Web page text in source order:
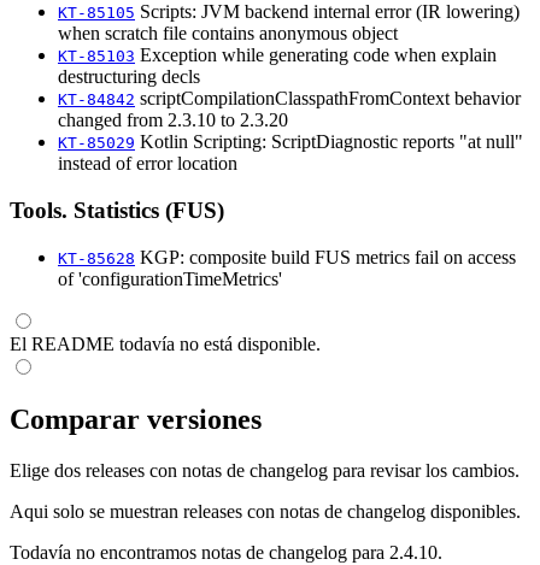
KT-85105 Scripts: JVM backend internal error (IR lowering)
when scratch file contains anonymous object
KT-85103 Exception while generating code when explain
destructuring decls
KT-84842 scriptCompilationClasspathFromContext behavior
changed from 2.3.10 to 2.3.20
KT-85029 Kotlin Scripting: ScriptDiagnostic reports "at null"
instead of error location
Tools. Statistics (FUS)
KT-85628 KGP: composite build FUS metrics fail on access
of 'configurationTimeMetrics'
El README todavía no está disponible.
Comparar versiones
Elige dos releases con notas de changelog para revisar los cambios.
Aqui solo se muestran releases con notas de changelog disponibles.
Todavía no encontramos notas de changelog para 2.4.10.